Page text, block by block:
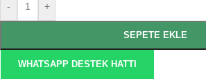
- +
SEPETE EKLE
WHATSAPP DESTEK HATTI